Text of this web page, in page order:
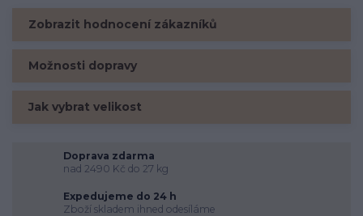
Zobrazit hodnocení zákazníků
Možnosti dopravy
Jak vybrat velikost
Doprava zdarma
nad 2490 Kč do 27 kg
Expedujeme do 24 h
Zboží skladem ihned odesíláme